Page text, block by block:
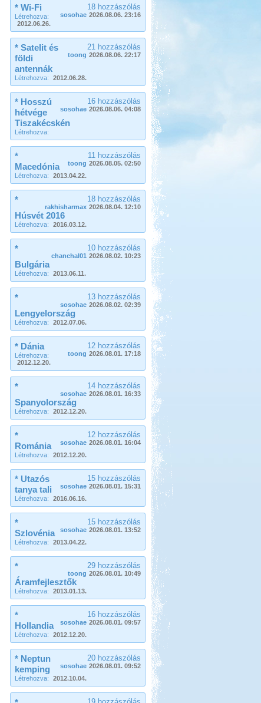
18 hozzászólás
sosohae 2026.08.06. 23:16
* Wi-Fi
Létrehozva:
2012.06.26.
21 hozzászólás
toong 2026.08.06. 22:17
* Satelit és
földi
antennák
Létrehozva: 2012.06.28.
16 hozzászólás
sosohae 2026.08.06. 04:08
* Hosszú
hétvége
Tiszakécskén
Létrehozva:
11 hozzászólás
toong 2026.08.05. 02:50
*
Macedónia
Létrehozva: 2013.04.22.
18 hozzászólás
rakhisharmax 2026.08.04. 12:10
*
Húsvét 2016
Létrehozva: 2016.03.12.
10 hozzászólás
chanchal01 2026.08.02. 10:23
*
Bulgária
Létrehozva: 2013.06.11.
13 hozzászólás
sosohae 2026.08.02. 02:39
*
Lengyelország
Létrehozva: 2012.07.06.
12 hozzászólás
toong 2026.08.01. 17:18
* Dánia
Létrehozva:
2012.12.20.
14 hozzászólás
sosohae 2026.08.01. 16:33
*
Spanyolország
Létrehozva: 2012.12.20.
12 hozzászólás
sosohae 2026.08.01. 16:04
*
Románia
Létrehozva: 2012.12.20.
15 hozzászólás
sosohae 2026.08.01. 15:31
* Utazós
tanya tali
Létrehozva: 2016.06.16.
15 hozzászólás
sosohae 2026.08.01. 13:52
*
Szlovénia
Létrehozva: 2013.04.22.
29 hozzászólás
toong 2026.08.01. 10:49
*
Áramfejlesztők
Létrehozva: 2013.01.13.
16 hozzászólás
sosohae 2026.08.01. 09:57
*
Hollandia
Létrehozva: 2012.12.20.
20 hozzászólás
sosohae 2026.08.01. 09:52
* Neptun
kemping
Létrehozva: 2012.10.04.